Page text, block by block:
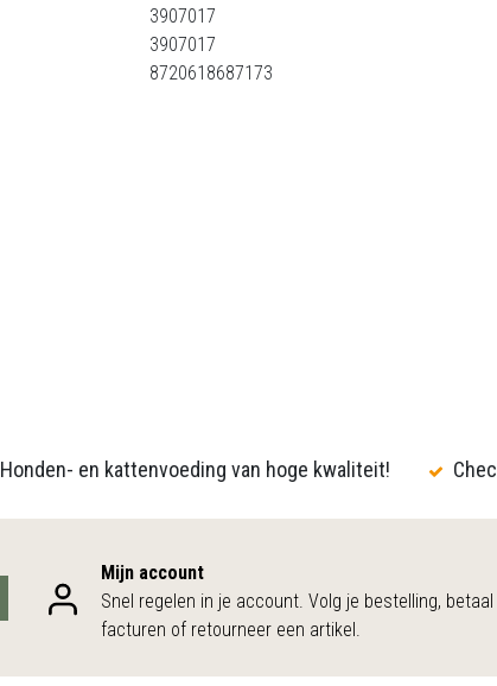
3907017
3907017
8720618687173
Honden- en kattenvoeding van hoge kwaliteit!
Mijn account
Snel regelen in je account. Volg je bestelling, betaal
facturen of retourneer een artikel.